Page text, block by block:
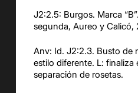
J2:2.5: Burgos. Marca
segunda, Aureo y Calicó,
Anv: Id. J2:2.3. Busto de
estilo diferente. L: finaliza
separación de rosetas.